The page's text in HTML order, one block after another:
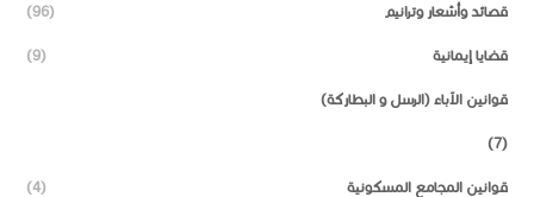
قصائد وأشعار وترانيم (96)
قضايا إيمانية (9)
قوانين الآباء (الرسل و البطاركة)
(7)
قوانين المجامع المسكونية (4)